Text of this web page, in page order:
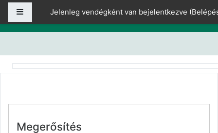
Tovább a fő tartalomhoz
OldalpanelJelenleg vendégként van bejelentkezve (
Megerősítés